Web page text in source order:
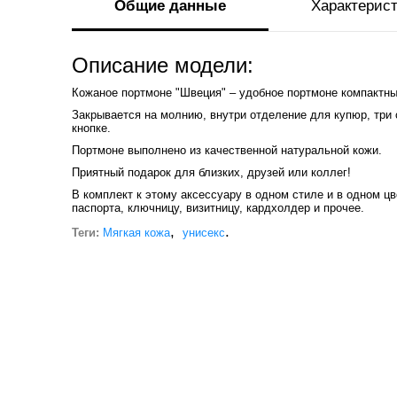
Общие данные
Описание модели:
Кожаное портмоне "Швеция" – удобное портмоне
Закрывается на молнию, внутри отделение для купюр,
кнопке.
Портмоне выполнено из качественной натуральной кожи.
Приятный подарок для близких, друзей или коллег!
В комплект к этому аксессуару в одном стиле и в одном
паспорта, ключницу, визитницу, кардхолдер и прочее.
Теги: Мягкая кожа, унисекс.